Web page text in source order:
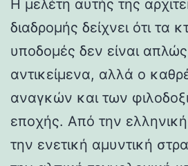
Η μελέτη αυτής της
διαδρομής δείχνει ότι τα
υποδομές δεν είναι
αντικείμενα, αλλά ο
αναγκών και των
εποχής. Από την ελληνική
την ενετική αμυντική